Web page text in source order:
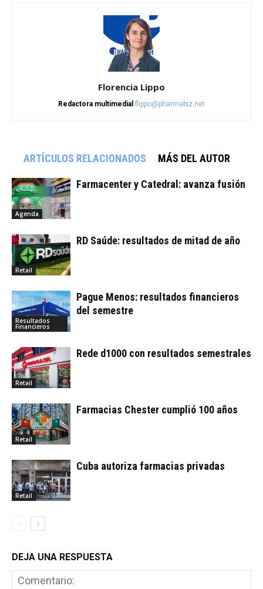
Florencia Lippo
Redactora multimedial flippo@pharmabiz.net
ARTÍCULOS RELACIONADOS MÁS DEL AUTOR
Agenda
Farmacenter y Catedral: avanza fusión
Retail
RD Saúde: resultados de mitad de año
Resultados
Financieros
Pague Menos: resultados financieros
del semestre
Retail
Rede d1000 con resultados semestrales
Retail
Farmacias Chester cumplió 100 años
Retail
Cuba autoriza farmacias privadas
DEJA UNA RESPUESTA